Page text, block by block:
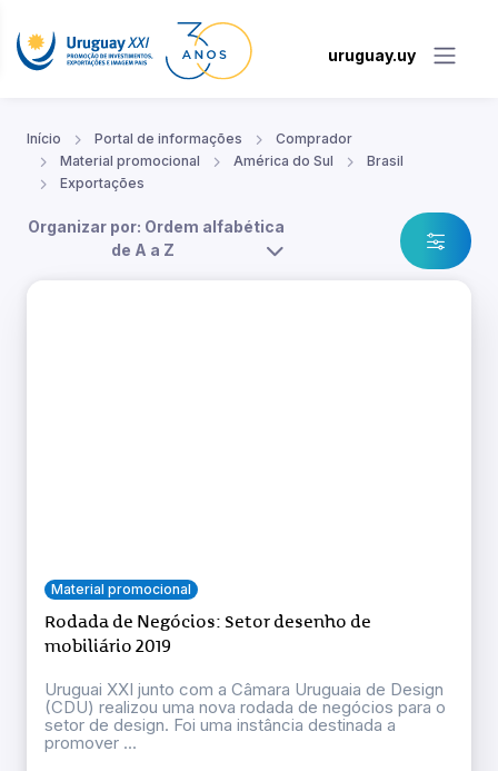
uruguay.uy
Início Portal de informações
Comprador
Material promocional
América do Sul
Brasil
Exportações
Organizar por: Ordem alfabética
de A a Z
Material promocional
Rodada de Negócios: Setor desenho de
mobiliário 2019
Uruguai XXI junto com a Câmara Uruguaia de Design
(CDU) realizou uma nova rodada de negócios para o
setor de design. Foi uma instância destinada a
promover ...